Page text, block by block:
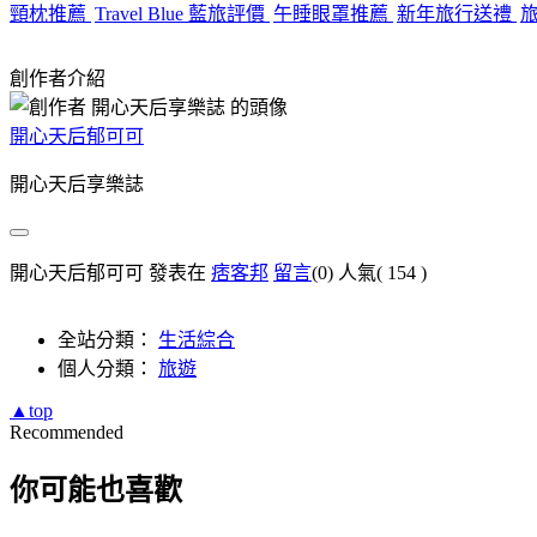
頸枕推薦 Travel Blue 藍旅評價 午睡眼罩推薦 新年旅行送禮
創作者介紹
開心天后郁可可
開心天后享樂誌
開心天后郁可可 發表在 痞客邦 留言(0) 人氣( 154 )
全站分類： 生活綜合
個人分類： 旅遊
▲top
Recommended
你可能也喜歡